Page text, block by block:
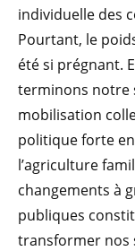
individuelle des
Pourtant, le
été si prégnant.
terminons notre
mobilisation
politique forte
l’agriculture
changements à
publiques
transformer nos